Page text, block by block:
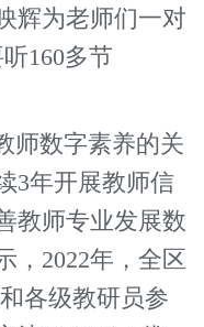
辉为老师们一对
160多节
数字素养的关
3年开展教师信
教师专业发展数
，2022年，全区
各级教研员参